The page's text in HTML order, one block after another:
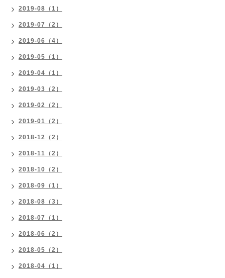
2019-08（1）
2019-07（2）
2019-06（4）
2019-05（1）
2019-04（1）
2019-03（2）
2019-02（2）
2019-01（2）
2018-12（2）
2018-11（2）
2018-10（2）
2018-09（1）
2018-08（3）
2018-07（1）
2018-06（2）
2018-05（2）
2018-04（1）